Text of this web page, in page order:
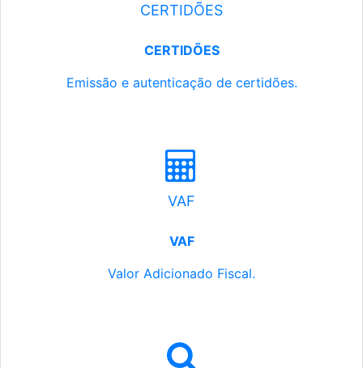
CERTIDÕES
CERTIDÕES
Emissão e autenticação de certidões.
VAF
VAF
Valor Adicionado Fiscal.